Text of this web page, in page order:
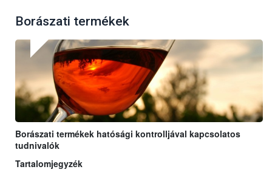
Borászati termékek
Borászati termékek hatósági kontrolljával kapcsolatos
tudnivalók
Tartalomjegyzék